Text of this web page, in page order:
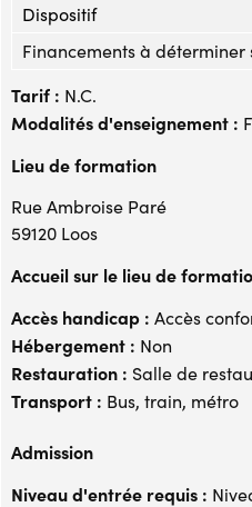
Dispositif
Financements à
Tarif : N.C.
Modalités d'enseignement :
Lieu de formation
Rue Ambroise Paré
59120 Loos
Accueil sur le lieu de
Accès handicap : Accès
Hébergement : Non
Restauration : Salle de
Transport : Bus, train, métro
Admission
Niveau d'entrée requis :